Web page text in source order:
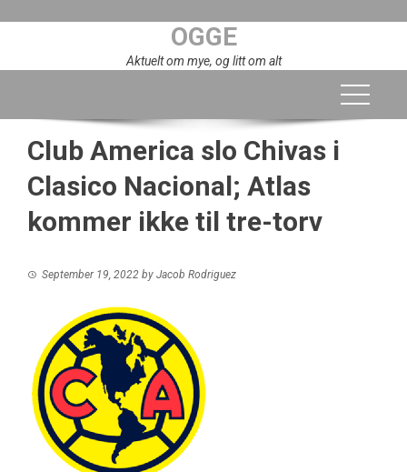
OGGE
Aktuelt om mye, og litt om alt
Club America slo Chivas i
Clasico Nacional; Atlas
kommer ikke til tre-torv
September 19, 2022 by Jacob Rodriguez